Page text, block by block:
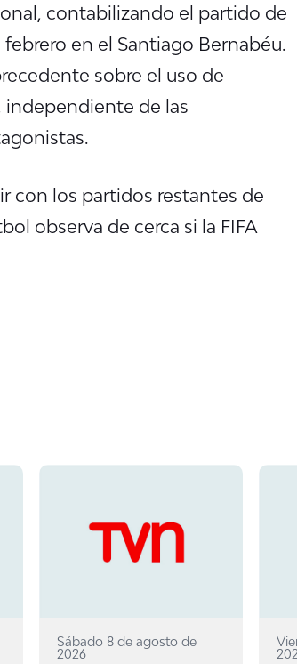
contabilizando el partido de
en el Santiago Bernabéu.
sobre el uso de
de las
con los partidos restantes de
observa de cerca si la FIFA
Sábado 8 de agosto de
2026